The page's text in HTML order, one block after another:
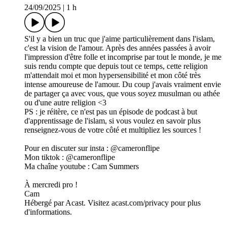
24/09/2025
1 h
S'il y a bien un truc que j'aime particulièrement dans l'islam,
c'est la vision de l'amour. Après des années passées à avoir
l'impression d'être folle et incomprise par tout le monde, je me
suis rendu compte que depuis tout ce temps, cette religion
m'attendait moi et mon hypersensibilité et mon côté très
intense amoureuse de l'amour. Du coup j'avais vraiment envie
de partager ça avec vous, que vous soyez musulman ou athée
ou d'une autre religion <3
PS : je réitère, ce n'est pas un épisode de podcast à but
d'apprentissage de l'islam, si vous voulez en savoir plus
renseignez-vous de votre côté et multipliez les sources !
Pour en discuter sur insta : @cameronflipe
Mon tiktok : @cameronflipe
Ma chaîne youtube : Cam Summers
À mercredi pro !
Cam
Hébergé par Acast. Visitez acast.com/privacy pour plus
d'informations.